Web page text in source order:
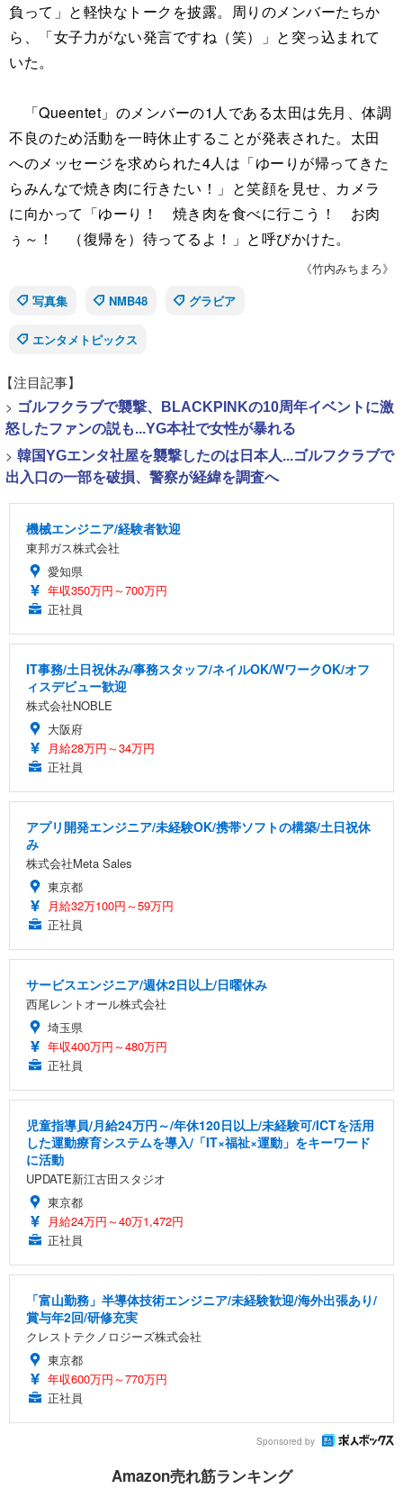
負って」と軽快なトークを披露。周りのメンバーたちか
ら、「女子力がない発言ですね（笑）」と突っ込まれて
いた。
「Queentet」のメンバーの1人である太田は先月、体調
不良のため活動を一時休止することが発表された。太田
へのメッセージを求められた4人は「ゆーりが帰ってきた
らみんなで焼き肉に行きたい！」と笑顔を見せ、カメラ
に向かって「ゆーり！ 焼き肉を食べに行こう！ お肉
ぅ～！ （復帰を）待ってるよ！」と呼びかけた。
《竹内みちまろ》
写真集
NMB48 グラビア
エンタメトピックス
【注目記事】
> ゴルフクラブで襲撃、BLACKPINKの10周年イベントに激
怒したファンの説も...YG本社で女性が暴れる
> 韓国YGエンタ社屋を襲撃したのは日本人...ゴルフクラブで
出入口の一部を破損、警察が経緯を調査へ
機械エンジニア/経験者歓迎
東邦ガス株式会社
愛知県
年収350万円～700万円
正社員
IT事務/土日祝休み/事務スタッフ/ネイルOK/WワークOK/オフ
ィスデビュー歓迎
株式会社NOBLE
大阪府
月給28万円～34万円
正社員
アプリ開発エンジニア/未経験OK/携帯ソフトの構築/土日祝休
み
株式会社Meta Sales
東京都
月給32万100円～59万円
正社員
サービスエンジニア/週休2日以上/日曜休み
西尾レントオール株式会社
埼玉県
年収400万円～480万円
正社員
児童指導員/月給24万円～/年休120日以上/未経験可/ICTを活用
した運動療育システムを導入/「IT×福祉×運動」をキーワード
に活動
UPDATE新江古田スタジオ
東京都
月給24万円～40万1,472円
正社員
「富山勤務」半導体技術エンジニア/未経験歓迎/海外出張あり/
賞与年2回/研修充実
クレストテクノロジーズ株式会社
東京都
年収600万円～770万円
正社員
Sponsored by
Amazon売れ筋ランキング